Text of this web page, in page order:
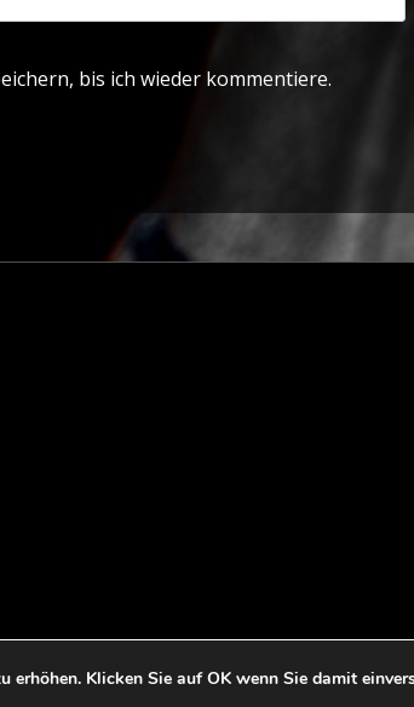
bis ich wieder kommentiere.
Klicken Sie auf OK wenn Sie damit